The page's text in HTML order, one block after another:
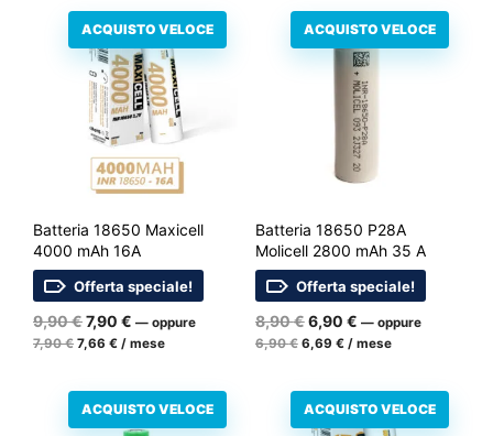
14,45
€.
14,90
€.
è:
14,45
€.
ACQUISTO VELOCE
Batteria 18650 Maxicell
4000 mAh 16A
Offerta speciale!
9,90€Il
prezzo
9,90
€.
7,90 € Il
prezzo
7,90
€.
— oppure
7,90€ Il
era:
7,90
€.
7,66 €Il
è:
7,66
€.
/ mese
ACQUISTO VELOCE
Batteria 18650 P28A
Molicell 2800 mAh 35 A
Offerta speciale!
8,90€Il
prezzo
8,90
€.
6,90 €Il
prezzo
6,90
€.
—oppure
6,90€ Il
era:
6,90
€.
6,69 €Il
è:
6,69
€.
/ mese
ACQUISTO VELOCE ACQUISTO VELOCE